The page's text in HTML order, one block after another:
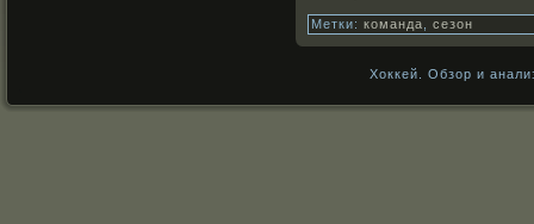
Метки: команда сезон
Хоккей. Обзор и